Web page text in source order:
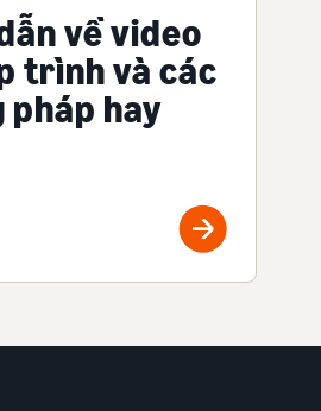
về video
trình và các
pháp hay